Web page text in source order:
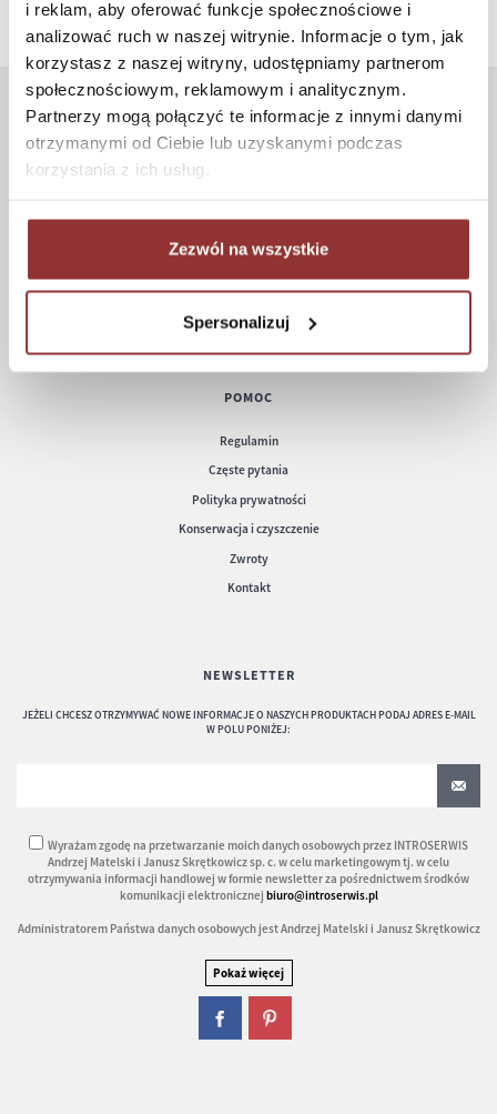
i reklam, aby oferować funkcje społecznościowe i
analizować ruch w naszej witrynie. Informacje o tym, jak
korzystasz z naszej witryny, udostępniamy partnerom
społecznościowym, reklamowym i analitycznym.
Partnerzy mogą połączyć te informacje z innymi danymi
otrzymanymi od Ciebie lub uzyskanymi podczas
korzystania z ich usług.
Zezwól na wszystkie
Spersonalizuj
Koszt dostawy
Informacje techniczne
POMOC
Regulamin
Częste pytania
Polityka prywatności
Konserwacja i czyszczenie
Zwroty
Kontakt
NEWSLETTER
JEŻELI CHCESZ OTRZYMYWAĆ NOWE INFORMACJE O NASZYCH PRODUKTACH PODAJ ADRES E-MAIL
W POLU PONIŻEJ:
Wyrażam zgodę na przetwarzanie moich danych osobowych przez INTROSERWIS
Andrzej Matelski i Janusz Skrętkowicz sp. c. w celu marketingowym tj. w celu
otrzymywania informacji handlowej w formie newsletter za pośrednictwem środków
komunikacji elektronicznej biuro@introserwis.pl
Administratorem Państwa danych osobowych jest Andrzej Matelski i Janusz Skrętkowicz